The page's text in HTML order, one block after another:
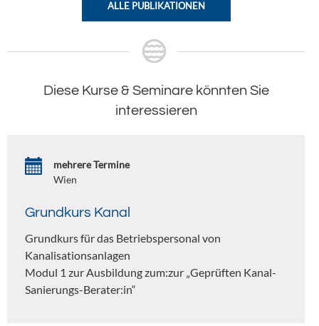
ALLE PUBLIKATIONEN
Diese Kurse & Seminare könnten Sie
interessieren
mehrere Termine
Wien
Grundkurs Kanal
Grundkurs für das Betriebspersonal von
Kanalisationsanlagen
Modul 1 zur Ausbildung zum:zur „Geprüften Kanal-
Sanierungs-Berater:in“